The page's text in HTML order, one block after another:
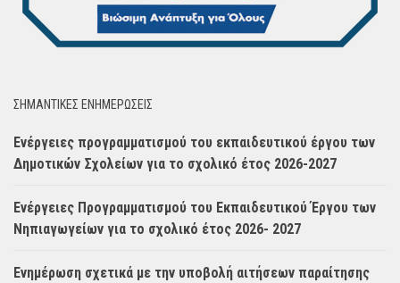
ΣΗΜΑΝΤΙΚΈΣ ΕΝΗΜΈΡΩΣΕΙΣ
Ενέργειες προγραμματισμού του εκπαιδευτικού έργου των
Δημοτικών Σχολείων για το σχολικό έτος 2026-2027
Ενέργειες Προγραμματισμού του Εκπαιδευτικού Έργου των
Νηπιαγωγείων για το σχολικό έτος 2026- 2027
Ενημέρωση σχετικά με την υποβολή αιτήσεων παραίτησης